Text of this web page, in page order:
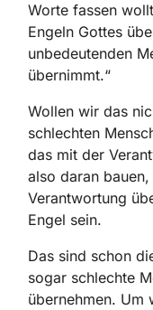
Worte fassen
Engeln Gottes
unbedeutenden
übernimmt.“
Wollen wir das
schlechten
das mit der
also daran
Verantwortung
Engel sein.
Das sind schon
sogar schlechte
übernehmen. Um